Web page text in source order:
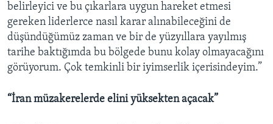
belirleyici ve bu çıkarlara uygun hareket etmesi
gereken liderlerce nasıl karar alınabileceğini de
düşündüğümüz zaman ve bir de yüzyıllara yayılmış
tarihe baktığımda bu bölgede bunu kolay olmayacağını
görüyorum. Çok temkinli bir iyimserlik içerisindeyim.”
“İran müzakerelerde elini yüksekten açacak”